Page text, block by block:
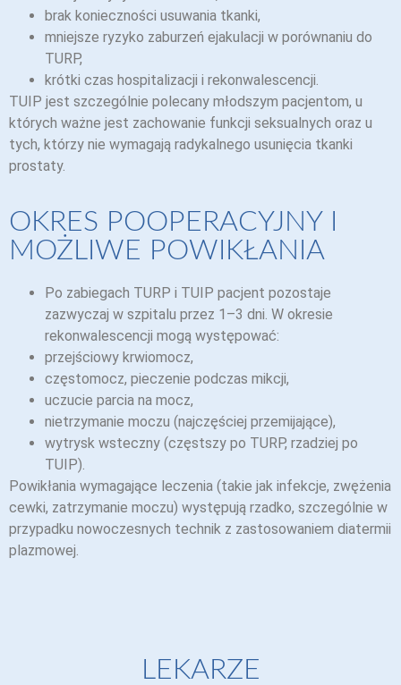
brak konieczności usuwania tkanki,
mniejsze ryzyko zaburzeń ejakulacji w porównaniu do
TURP,
krótki czas hospitalizacji i rekonwalescencji.
TUIP jest szczególnie polecany młodszym pacjentom, u
których ważne jest zachowanie funkcji seksualnych oraz u
tych, którzy nie wymagają radykalnego usunięcia tkanki
prostaty.
OKRES POOPERACYJNY I
MOŻLIWE POWIKŁANIA
Po zabiegach TURP i TUIP pacjent pozostaje
zazwyczaj w szpitalu przez 1–3 dni. W okresie
rekonwalescencji mogą występować:
przejściowy krwiomocz,
częstomocz, pieczenie podczas mikcji,
uczucie parcia na mocz,
nietrzymanie moczu (najczęściej przemijające),
wytrysk wsteczny (częstszy po TURP, rzadziej po
TUIP).
Powikłania wymagające leczenia (takie jak infekcje, zwężenia
cewki, zatrzymanie moczu) występują rzadko, szczególnie w
przypadku nowoczesnych technik z zastosowaniem diatermii
plazmowej.
LEKARZE